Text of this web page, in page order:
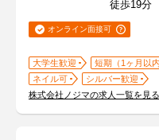
徒歩19分
オンライン面接可
大学生歓迎 短期（1ヶ月以内
ネイル可
シルバー歓迎
株式会社ノジマの求人一覧を見る